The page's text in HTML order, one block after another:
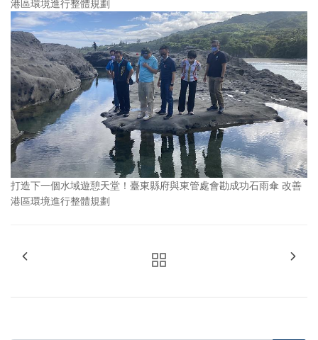
港區環境進行整體規劃
打造下一個水域遊憩天堂！臺東縣府與東管處會勘成功石雨傘 改善
港區環境進行整體規劃